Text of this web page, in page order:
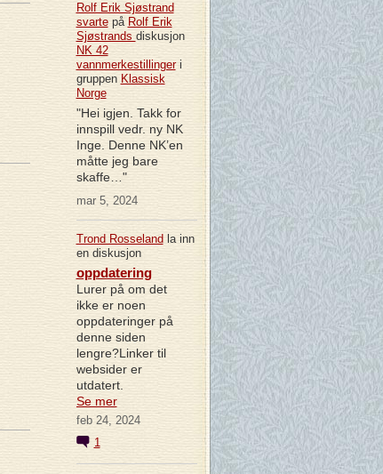
Rolf Erik Sjøstrand
svartepå Rolf Erik
Sjøstrands diskusjon
NK 42
vannmerkestillingeri
gruppen Klassisk
Norge
"Hei igjen. Takk for
innspill vedr. ny NK
Inge. Denne NK’en
måtte jeg bare
skaffe…"
mar 5, 2024
Trond Rosseland la inn
en diskusjon
oppdatering
Lurer på om det
ikke er noen
oppdateringer på
denne siden
lengre?Linker til
websider er
utdatert.
Se mer
feb 24, 2024
1